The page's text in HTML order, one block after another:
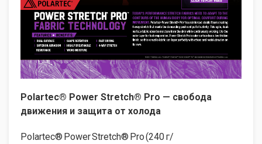
Polartec® Power Stretch® Pro — свобода
движения и защита от холода
Polartec® Power Stretch® Pro (240 г/